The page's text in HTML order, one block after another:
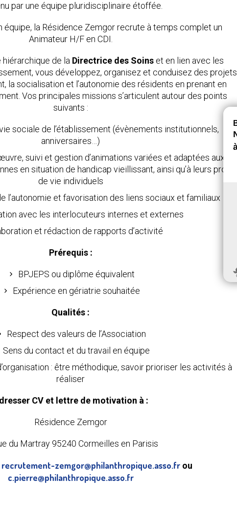
par une équipe pluridisciplinaire étoffée.
équipe, la Résidence Zemgor recrute à temps complet un
Animateur H/F en CDI.
de la Directrice des Soinset en lien avec les
vous développez, organisez et conduisez des projets
la socialisation et l’autonomie des résidents en prenant en
Vos principales missions s’articulent autour des points
suivants :
sociale de l’établissement (évènements institutionnels,
anniversaires…)
suivi et gestion d’animations variées et adaptées aux
en situation de handicap vieillissant, ainsi qu’à leurs projets
de vie individuels
l’autonomie et favorisation des liens sociaux et familiaux
avec les interlocuteurs internes et externes
et rédaction de rapports d’activité
Prérequis :
BPJEPS ou diplôme équivalent
Expérience en gériatrie souhaitée
Qualités :
Respect des valeurs de l’Association
Sens du contact et du travail en équipe
: être méthodique, savoir prioriser les activités à
réaliser
CV et lettre de motivation à :
Résidence Zemgor
du Martray 95240 Cormeilles en Parisis
recrutement-zemgor@philanthropique.asso.fr ou
c.pierre@philanthropique.asso.fr